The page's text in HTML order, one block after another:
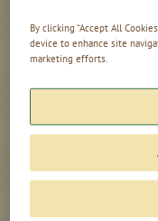
By clicking “Accept All
device to enhance site
marketing efforts.